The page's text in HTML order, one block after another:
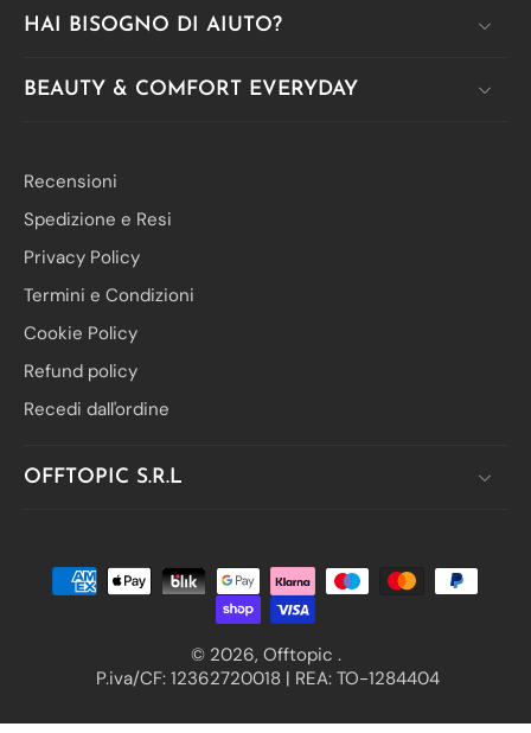
HAI BISOGNO DI AIUTO?
BEAUTY & COMFORT EVERYDAY
Recensioni
Spedizione e Resi
Privacy Policy
Termini e Condizioni
Cookie Policy
Refund policy
Recedi dall'ordine
OFFTOPIC S.R.L
© 2026, Offtopic .
P.iva/CF: 12362720018 | REA: TO-1284404